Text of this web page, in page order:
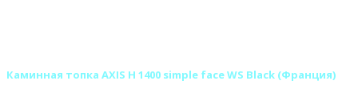
Каминная топка AXIS H 1400 simple face WS Black (Франция)